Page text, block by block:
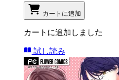
カートに追加
カートに追加しました
試し読み